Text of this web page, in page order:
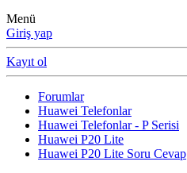
Menü
Giriş yap
Kayıt ol
Forumlar
Huawei Telefonlar
Huawei Telefonlar - P Serisi
Huawei P20 Lite
Huawei P20 Lite Soru Cevap